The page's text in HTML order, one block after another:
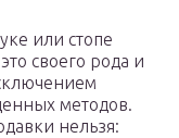
или стопе
своего рода и
методов.
нельзя: